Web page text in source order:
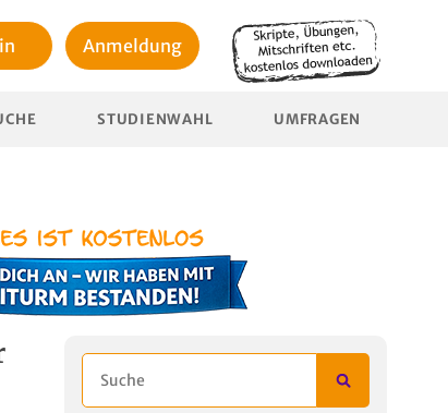
Anmeldung
STUDIENWAHL UMFRAGEN